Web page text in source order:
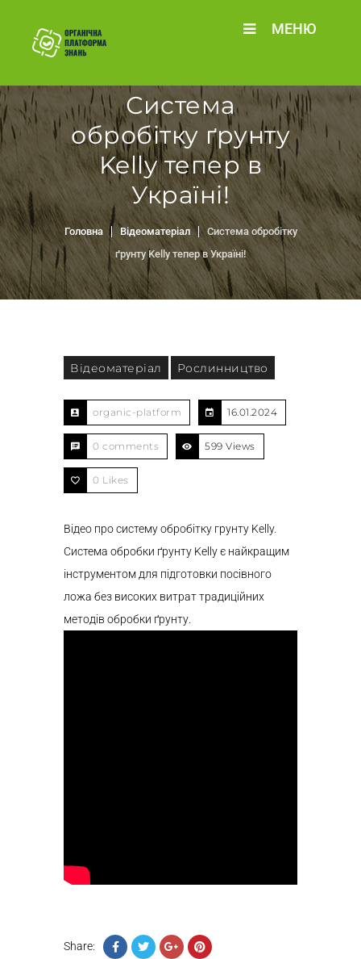
МЕНЮ
Система
обробітку ґрунту
Kelly тепер в
Україні!
Головна Відеоматеріал
Система обробітку
ґрунту Kelly тепер в Україні!
Відеоматеріал Рослинництво
organic-platform 16.01.2024
0 comments 599 Views
0 Likes
Відео про систему обробітку грунту Kelly.
Система обробки ґрунту Kelly є найкращим
інструментом для підготовки посівного
ложа без високих витрат традиційних
методів обробки ґрунту.
Share: